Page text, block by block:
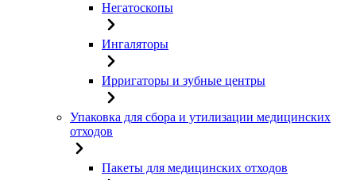
Негатоскопы
Ингаляторы
Ирригаторы и зубные центры
Упаковка для сбора и утилизации медицинских
отходов
Пакеты для медицинских отходов